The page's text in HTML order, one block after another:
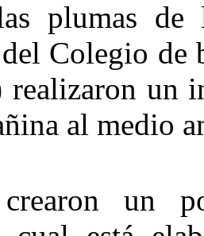
plumas de
Colegio
un
al medio
un